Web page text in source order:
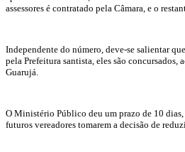
assessores é contratado pela Câmara, e o
Independente do número, deve-se salientar
pela Prefeitura santista, eles são concursados,
Guarujá.
O Ministério Público deu um prazo de 10 dias,
futuros vereadores tomarem a decisão de